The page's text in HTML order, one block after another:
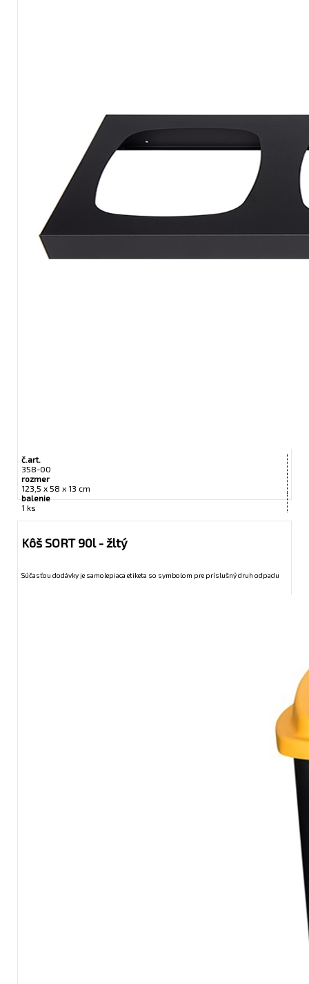
č.art.
358-00
rozmer
123,5 x 58 x 13 cm
balenie
1 ks
Kôš SORT 90l - žltý
Súčasťou dodávky je samolepiaca etiketa so symbolom pre príslušný druh odpadu